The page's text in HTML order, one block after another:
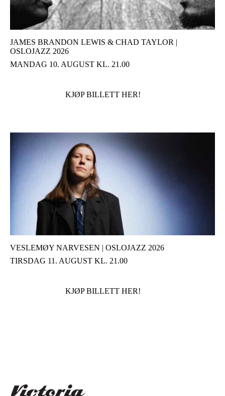
JAMES BRANDON LEWIS & CHAD TAYLOR |
OSLOJAZZ 2026
MANDAG 10. AUGUST KL. 21.00
KJØP BILLETT HER!
VESLEMØY NARVESEN | OSLOJAZZ 2026
TIRSDAG 11. AUGUST KL. 21.00
KJØP BILLETT HER!